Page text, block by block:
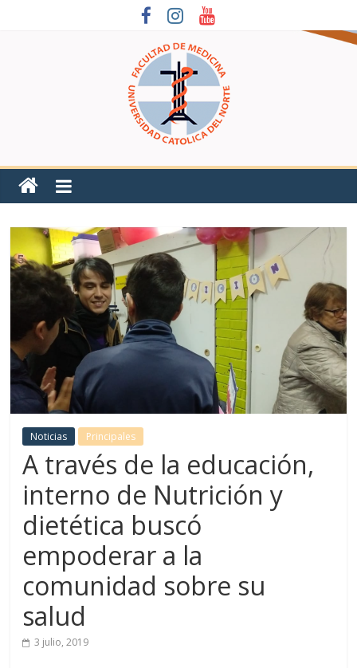
Noticias Principales
A través de la educación,
interno de Nutrición y
dietética buscó
empoderar a la
comunidad sobre su
salud
3 julio, 2019